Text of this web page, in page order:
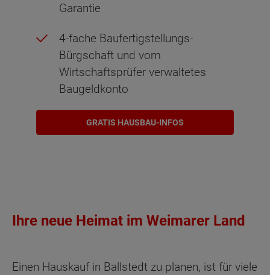
Garantie
4-fache Baufertigstellungs-
Bürgschaft und vom
Wirtschaftsprüfer verwaltetes
Baugeldkonto
GRATIS HAUSBAU-INFOS
Ihre neue Heimat im Weimarer Land
Einen Hauskauf in Ballstedt zu planen, ist für viele